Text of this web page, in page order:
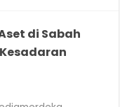
di Sabah